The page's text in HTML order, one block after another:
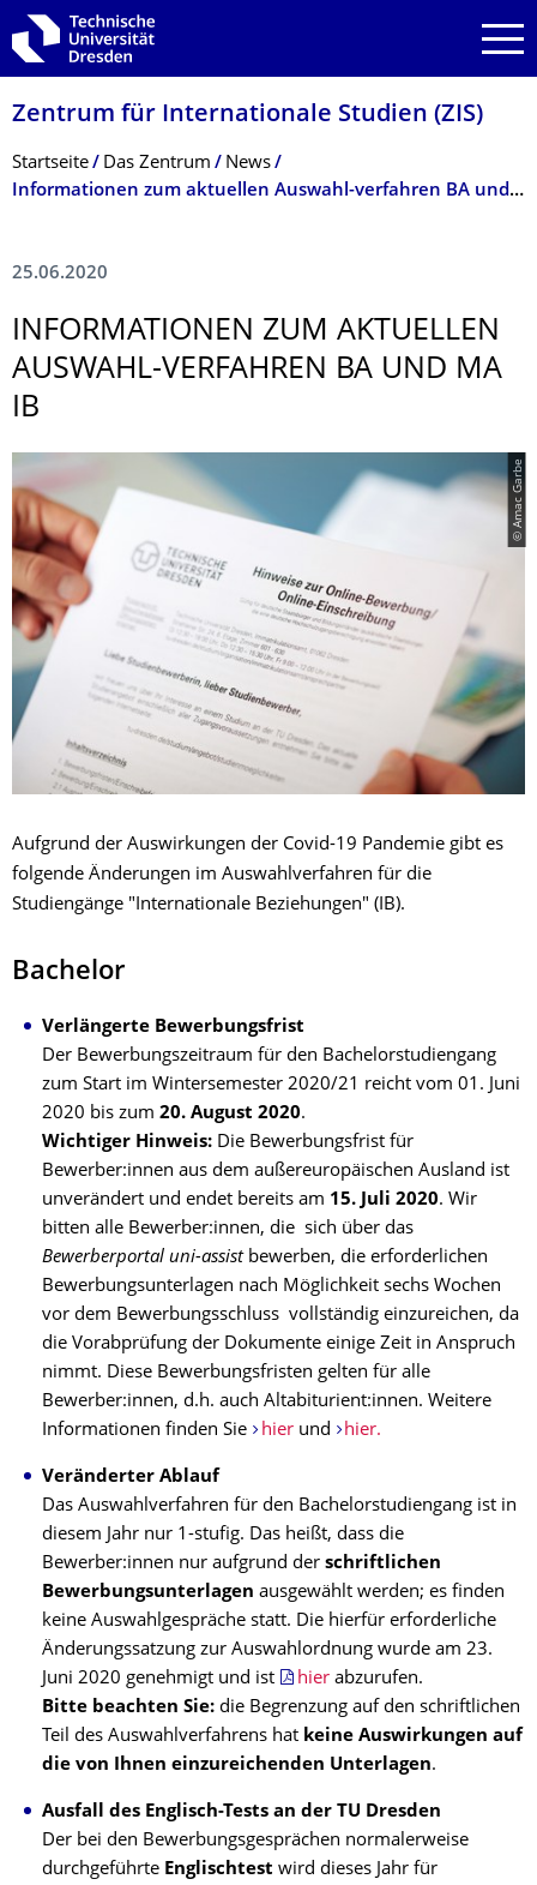
Zur Hauptnavigation springen
Zur Suche springen
Zum Inhalt springen
Zentrum für Internationale Studien (ZIS)
Breadcrumb-Menü
Startseite Das Zentrum
News
­Informationen zum aktuellen Auswahl-verfahren BA und MA IB
25.06.2020
­INFORMATIONEN ZUM AKTUELLEN
AUSWAHL-VERFAHREN BA UND MA
IB
© Amac Garbe
Aufgrund der Auswirkungen der Covid-19 Pandemie gibt es
folgende Änderungen im Auswahlverfahren für die
Studiengänge "Internationale Beziehungen" (IB).
Bachelor
Verlängerte Bewerbungsfrist
Der Bewerbungszeitraum für den Bachelorstudiengang
zum Start im Wintersemester 2020/21 reicht vom 01. Juni
2020 bis zum 20. August 2020.
Wichtiger Hinweis: Die Bewerbungsfrist für
Bewerber:innen aus dem außereuropäischen Ausland ist
unverändert und endet bereits am 15. Juli 2020. Wir
bitten alle Bewerber:innen, die sich über das
Bewerberportal uni-assist bewerben, die erforderlichen
Bewerbungsunterlagen nach Möglichkeit sechs Wochen
vor dem Bewerbungsschluss vollständig einzureichen, da
die Vorabprüfung der Dokumente einige Zeit in Anspruch
nimmt. Diese Bewerbungsfristen gelten für alle
Bewerber:innen, d.h. auch Altabiturient:innen. Weitere
Informationen finden Sie
hier und hier.
Veränderter Ablauf
Das Auswahlverfahren für den Bachelorstudiengang ist in
diesem Jahr nur 1-stufig. Das heißt, dass die
Bewerber:innen nur aufgrund der schriftlichen
Bewerbungsunterlagen ausgewählt werden; es finden
keine Auswahlgespräche statt. Die hierfür erforderliche
Änderungssatzung zur Auswahlordnung wurde am 23.
Juni 2020 genehmigt und ist
hier abzurufen.
Bitte beachten Sie: die Begrenzung auf den schriftlichen
Teil des Auswahlverfahrens hat keine Auswirkungen auf
die von Ihnen einzureichenden Unterlagen.
Ausfall des Englisch-Tests an der TU Dresden
Der bei den Bewerbungsgesprächen normalerweise
durchgeführte Englischtest wird dieses Jahr für